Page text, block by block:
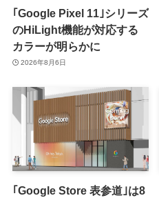
｢Google Pixel 11｣シリーズ
のHiLight機能が対応する
カラーが明らかに
2026年8月6日
｢Google Store 表参道｣は8